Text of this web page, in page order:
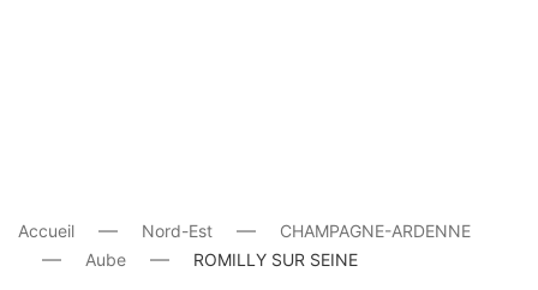
Accueil Nord-Est
CHAMPAGNE-ARDENNE
Aube
ROMILLY SUR SEINE